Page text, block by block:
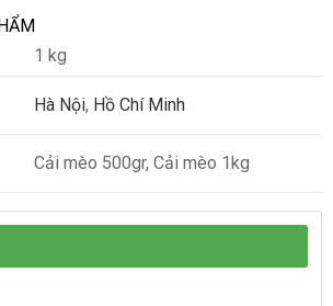
1 kg
Hà Nội, Hồ Chí Minh
Cải mèo 500gr, Cải mèo 1kg